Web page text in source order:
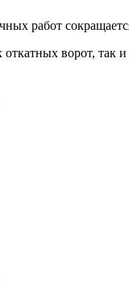
работ
ворот, так